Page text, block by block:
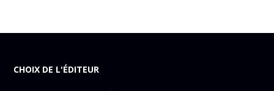
CHOIX DE L'ÉDITEUR